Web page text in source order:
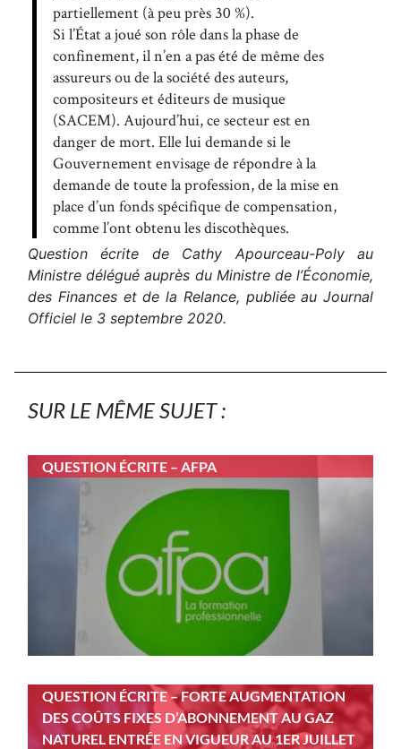
partiellement (à peu près 30 %).
Si l’État a joué son rôle dans la phase de
confinement, il n’en a pas été de même des
assureurs ou de la société des auteurs,
compositeurs et éditeurs de musique
(SACEM). Aujourd’hui, ce secteur est en
danger de mort. Elle lui demande si le
Gouvernement envisage de répondre à la
demande de toute la profession, de la mise en
place d’un fonds spécifique de compensation,
comme l’ont obtenu les discothèques.
Question écrite de Cathy Apourceau-Poly au
Ministre délégué auprès du Ministre de l’Économie,
des Finances et de la Relance, publiée au Journal
Officiel le 3 septembre 2020.
SUR LE MÊME SUJET :
QUESTION ÉCRITE – AFPA
QUESTION ÉCRITE – FORTE AUGMENTATION
DES COÛTS FIXES D’ABONNEMENT AU GAZ
NATUREL ENTRÉE EN VIGUEUR AU 1ER JUILLET